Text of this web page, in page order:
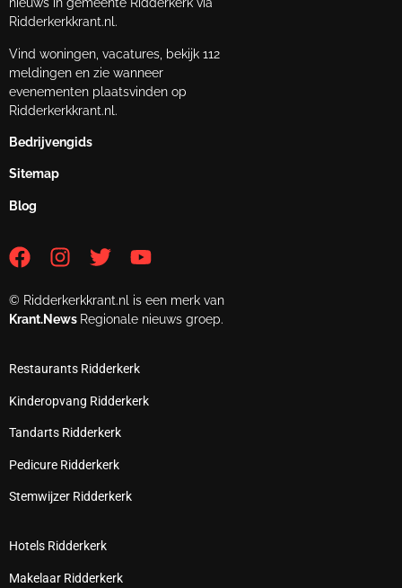
Ridderkerkkrant.nl.
Vind woningen, vacatures, bekijk 112
meldingen en zie wanneer
evenementen plaatsvinden op
Ridderkerkkrant.nl.
Bedrijvengids
Sitemap
Blog
© Ridderkerkkrant.nl is een merk van
Krant.News Regionale nieuws groep.
Restaurants Ridderkerk
Kinderopvang Ridderkerk
Tandarts Ridderkerk
Pedicure Ridderkerk
Stemwijzer Ridderkerk
Hotels Ridderkerk
Makelaar Ridderkerk